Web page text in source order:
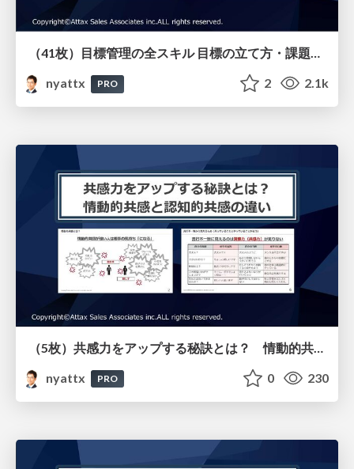
（41枚）目標管理の全スキル 目標の立て方・課題の設定の仕方・計画の立て方・仕組みの作り方・進捗管理のやり方等すべてを解説
nyattx
PRO 2 2.1k
（5枚）共感力をアップする秘訣とは？ 情動的共感と認知的共感の違いについて
nyattx
PRO 0 230